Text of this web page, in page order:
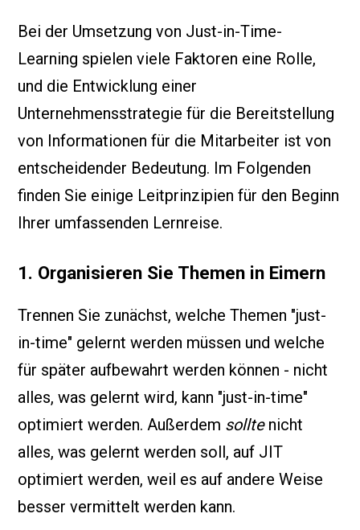
Bei der Umsetzung von Just-in-Time-
Learning spielen viele Faktoren eine Rolle,
und die Entwicklung einer
Unternehmensstrategie für die Bereitstellung
von Informationen für die Mitarbeiter ist von
entscheidender Bedeutung. Im Folgenden
finden Sie einige Leitprinzipien für den Beginn
Ihrer umfassenden Lernreise.
1. Organisieren Sie Themen in Eimern
Trennen Sie zunächst, welche Themen "just-
in-time" gelernt werden müssen und welche
für später aufbewahrt werden können - nicht
alles, was gelernt wird, kann "just-in-time"
optimiert werden. Außerdem solltenicht
alles, was gelernt werden soll, auf JIT
optimiert werden, weil es auf andere Weise
besser vermittelt werden kann.